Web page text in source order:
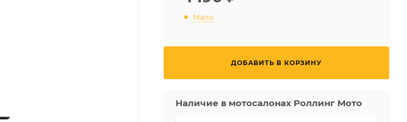
Мало
ДОБАВИТЬ В КОРЗИНУ
Наличие в мотосалонах Роллинг Мото